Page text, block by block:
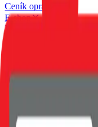
Ceník oprav
E-shop
Novinky